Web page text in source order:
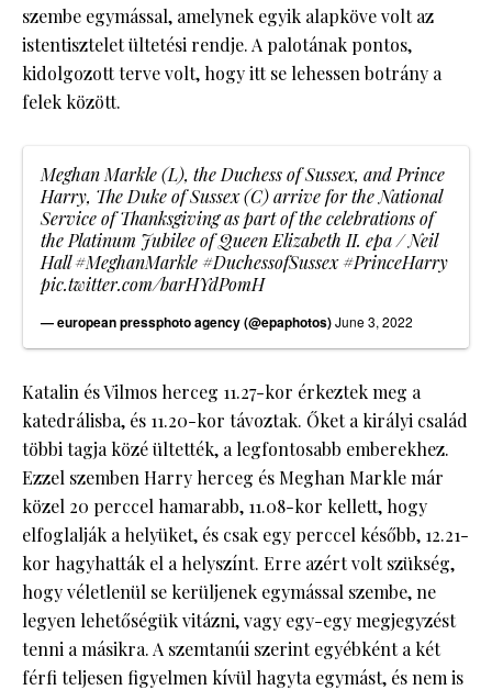
szembe egymással, amelynek egyik alapköve volt az
istentisztelet ültetési rendje. A palotának pontos,
kidolgozott terve volt, hogy itt se lehessen botrány a
felek között.
Meghan Markle (L), the Duchess of Sussex, and Prince
Harry, The Duke of Sussex (C) arrive for the National
Service of Thanksgiving as part of the celebrations of
the Platinum Jubilee of Queen Elizabeth II. epa / Neil
Hall#MeghanMarkle#DuchessofSussex#PrinceHarry
pic.twitter.com/barHYdPomH
— european pressphoto agency (@epaphotos)June 3, 2022
Katalin és Vilmos herceg 11.27-kor érkeztek meg a
katedrálisba, és 11.20-kor távoztak. Őket a királyi család
többi tagja közé ültették, a legfontosabb emberekhez.
Ezzel szemben Harry herceg és Meghan Markle már
közel 20 perccel hamarabb, 11.08-kor kellett, hogy
elfoglalják a helyüket, és csak egy perccel később, 12.21-
kor hagyhatták el a helyszínt. Erre azért volt szükség,
hogy véletlenül se kerüljenek egymással szembe, ne
legyen lehetőségük vitázni, vagy egy-egy megjegyzést
tenni a másikra. A szemtanúi szerint egyébként a két
férfi teljesen figyelmen kívül hagyta egymást, és nem is